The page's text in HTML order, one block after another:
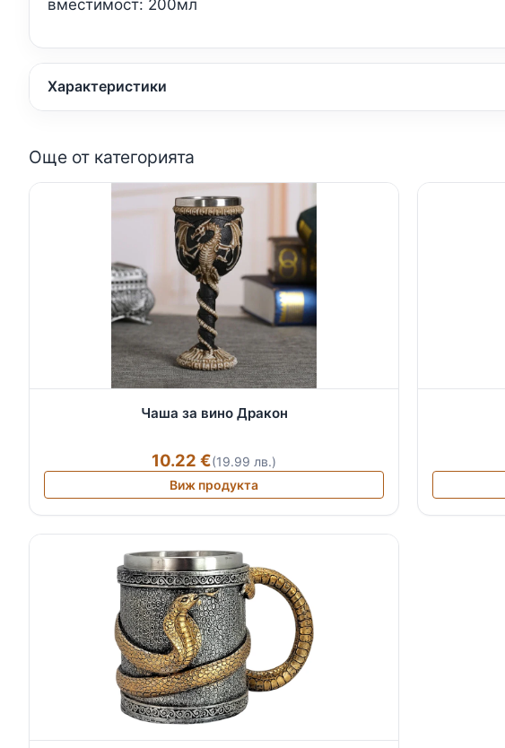
вместимост: 200мл
Характеристики
Още от категорията
Чаша за вино Дракон
10.22 €(19.99 лв.)
Виж продукта